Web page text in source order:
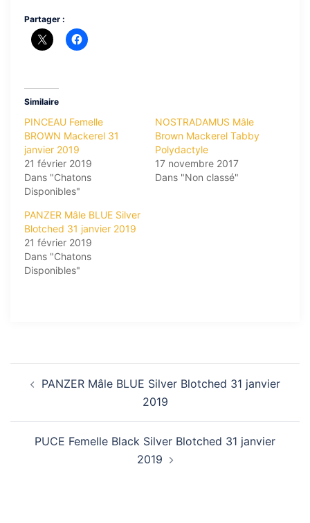
Partager :
Similaire
PINCEAU Femelle
BROWN Mackerel 31
janvier 2019
21 février 2019
Dans "Chatons
Disponibles"
NOSTRADAMUS Mâle
Brown Mackerel Tabby
Polydactyle
17 novembre 2017
Dans "Non classé"
PANZER Mâle BLUE Silver
Blotched 31 janvier 2019
21 février 2019
Dans "Chatons
Disponibles"
d’article
PANZER Mâle BLUE Silver Blotched 31 janvier
2019
PUCE Femelle Black Silver Blotched 31 janvier
2019